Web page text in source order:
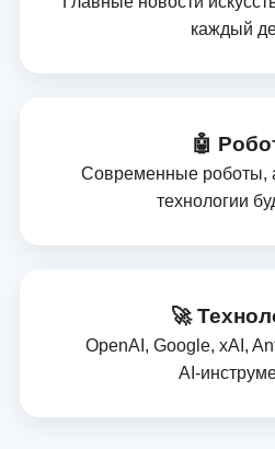
каждый
🤖
Современные роботы,
технологии
🚀
OpenAI, Google, xAI,